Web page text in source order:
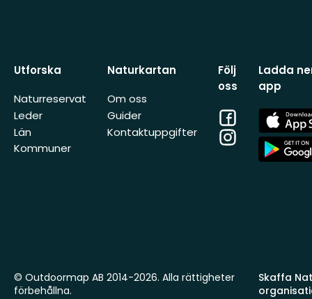
Utforska
Naturreservat
Leder
Län
Kommuner
Naturkartan
Om oss
Guider
Kontaktuppgifter
Följ
oss
Facebook
Instagram
Ladda
app
App
Store
App
Store
Skaffa
© Outdoormap AB 2014-2026. Alla rättigheter
förbehållna.